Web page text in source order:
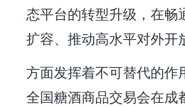
态平台的转型升级，在畅
扩容、推动高水平对外开
方面发挥着不可替代的作
全国糖酒商品交易会在成